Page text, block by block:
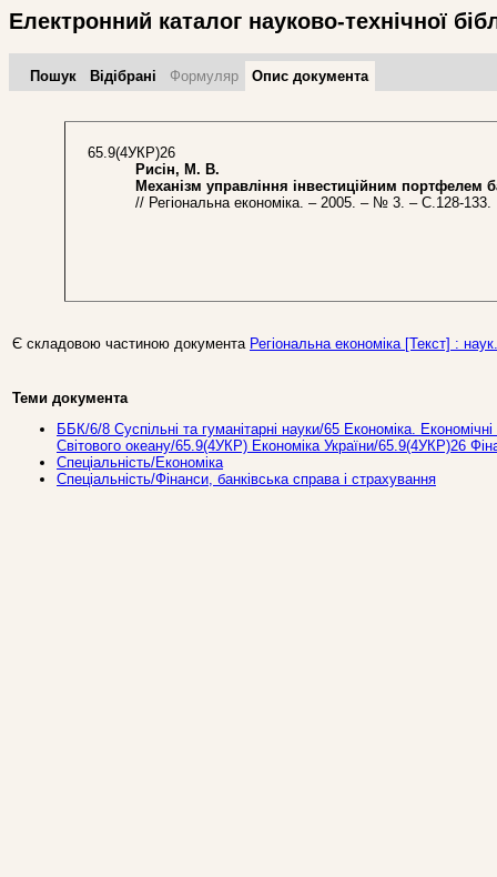
Електронний каталог науково-технічної
Пошук Відібрані Формуляр Опис документа
65.9(4УКР)26
Рисін, М. В.
Механізм управління інвестиційним портфелем
// Регіональна економіка. – 2005. – № 3. – С.128-133.
Є складовою частиною документа Регіональна економіка [Текст] :
Теми документа
ББК/6/8 Суспільні та гуманітарні науки/65 Економіка.
Світового океану/65.9(4УКР) Економіка України/65.9(4УКР)26
Спеціальність/Економіка
Спеціальність/Фінанси, банківська справа і страхування